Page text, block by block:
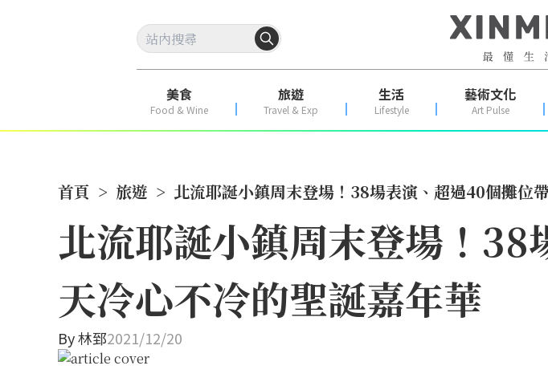
美食
Food & Wine
旅遊
Travel & Exp
生活
Lifestyle
藝術文化
Art Pulse
首頁 > 旅遊 > 北流耶誕小鎮周末登場！38場表演、超過40個攤位
北流耶誕小鎮周末登場！
天冷心不冷的聖誕嘉年華
By林郅2021/12/20